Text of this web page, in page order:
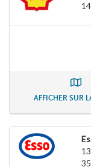
AFFICHER SUR